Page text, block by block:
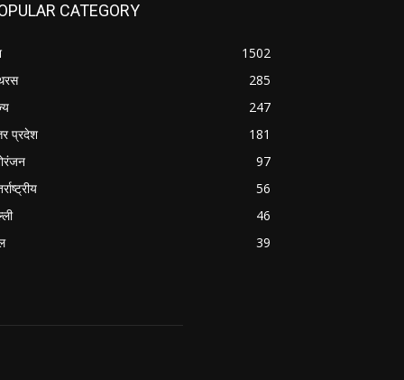
CATEGORY
1502
285
247
प्रदेश
181
97
56
46
39